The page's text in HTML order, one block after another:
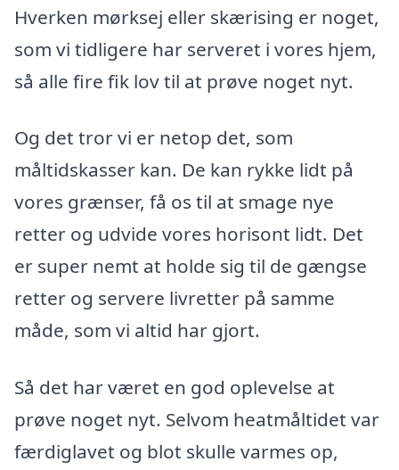
Hverken mørksej eller skærising er noget,
som vi tidligere har serveret i vores hjem,
så alle fire fik lov til at prøve noget nyt.
Og det tror vi er netop det, som
måltidskasser kan. De kan rykke lidt på
vores grænser, få os til at smage nye
retter og udvide vores horisont lidt. Det
er super nemt at holde sig til de gængse
retter og servere livretter på samme
måde, som vi altid har gjort.
Så det har været en god oplevelse at
prøve noget nyt. Selvom heatmåltidet var
færdiglavet og blot skulle varmes op,